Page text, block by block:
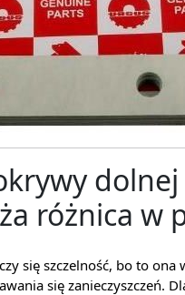
różnica w
się szczelność, bo to ona
się zanieczyszczeń.